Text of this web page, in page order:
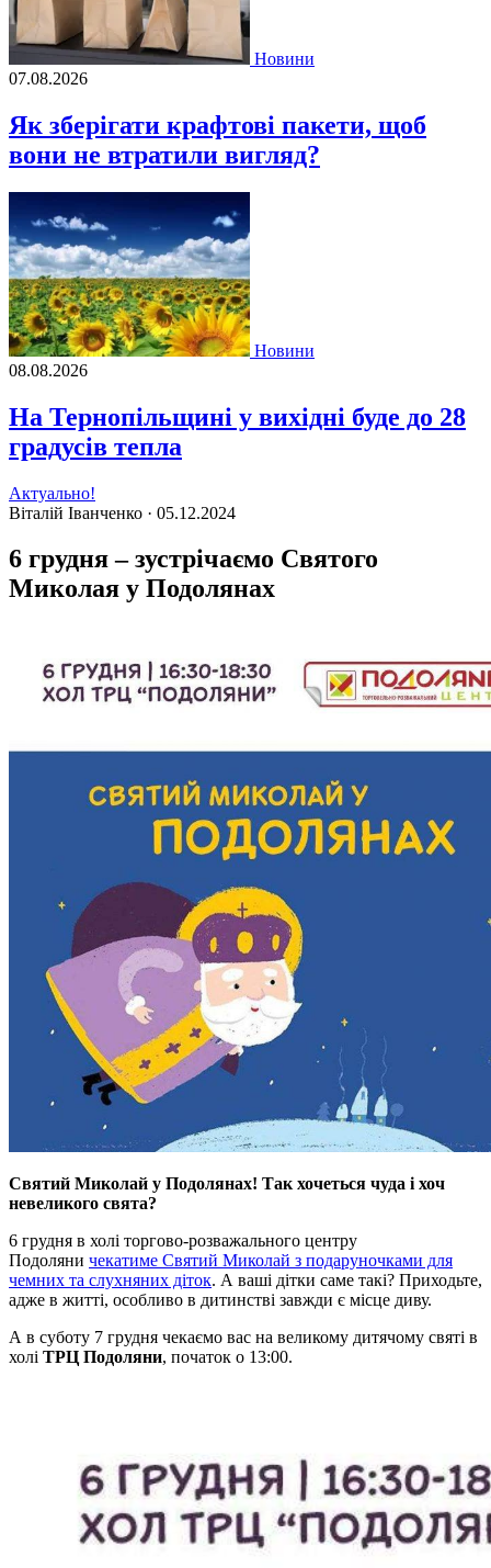
Новини
07.08.2026
Як зберігати крафтові пакети, щоб
вони не втратили вигляд?
Новини
08.08.2026
На Тернопільщині у вихідні буде до 28
градусів тепла
Актуально!
Віталій Іванченко · 05.12.2024
6 грудня – зустрічаємо Святого
Миколая у Подолянах
Святий Миколай у Подолянах! Так хочеться чуда i хоч
невеликого свята?
6 грудня в холi торгово-розважального центру
Подоляни чекатиме Святий Миколай з подаруночками для
чемних та слухняних дiток. А вашi дiтки саме такi? Приходьте,
адже в життi, особливо в дитинствi завжди є мiсце диву.
А в суботу 7 грудня чекаємо вас на великому дитячому святi в
холi ТРЦ Подоляни, початок о 13:00.